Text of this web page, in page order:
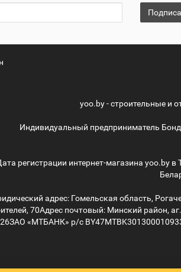
yoo.by - строительные и
Индивидуальный предприниматель
регистрации интернет-магазина yoo.by в
адрес: Гомельская область,
70Адрес почтовый: Минский район,
ЗАО «МТБАНК» р/с